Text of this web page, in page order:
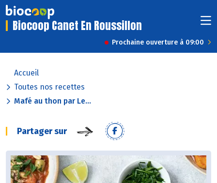
Biocoop Canet En Roussillon
Prochaine ouverture à 09:00
Accueil
Toutes nos recettes
Mafé au thon par Le...
Partager sur